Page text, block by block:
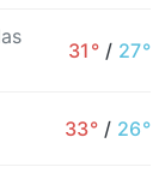
31° / 27°
33° / 26°